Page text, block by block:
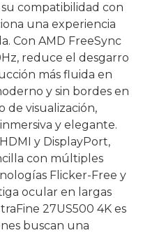
compatibilidad con
una experiencia
Con AMD FreeSync
reduce el desgarro
más fluida en
y sin bordes en
de visualización,
y elegante.
y DisplayPort,
con múltiples
Flicker-Free y
ocular en largas
27US500 4K es
buscan una